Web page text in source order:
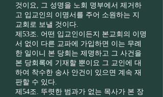
것이요, 그 성명을 노회 명부에서 제거하
고 입교인의 이명서를 주어 소원하는 지
교회로 보낼 것이다.
제53조. 어떤 입교인이든지 본교회의 이명
서 없이 다른 교파에 가입하면 이는 무례
한 일이니 본 당회는 제명하고 그 사건을
본 당회록에 기재할 뿐이요 그 교인에 대
하여 착수한 송사 안건이 있으면 계속 재
판할 수 있다.
제54조. 뚜렷한 범과가 없는 목사가 본 장